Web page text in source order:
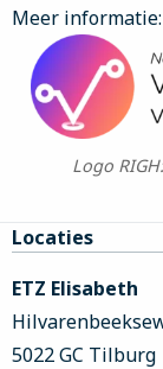
Meer informatie:
Logo
Site
footer
Locaties
ETZ Elisabeth
5022 GC Tilburg